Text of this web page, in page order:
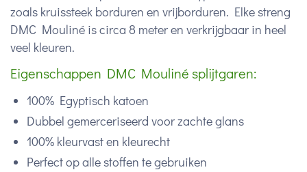
zoals kruissteek borduren en vrijborduren. Elke streng
DMC Mouliné is circa 8 meter en verkrijgbaar in heel
veel kleuren.
Eigenschappen DMC Mouliné splijtgaren:
100% Egyptisch katoen
Dubbel gemerceriseerd voor zachte glans
100% kleurvast en kleurecht
Perfect op alle stoffen te gebruiken